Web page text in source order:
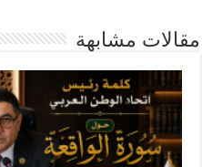
مقالات مشابهة